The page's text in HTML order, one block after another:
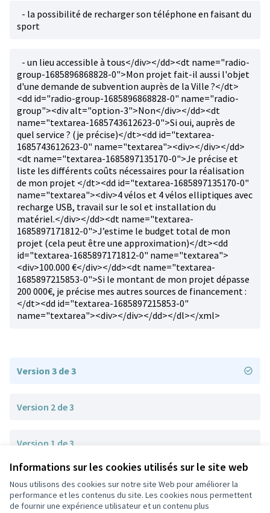
Informations sur les cookies utilisés sur le site web
Nous utilisons des cookies sur notre site Web pour améliorer la
performance et les contenus du site. Les cookies nous permettent
de fournir une expérience utilisateur et un contenu plus
- la possibilité de recharger son téléphone en faisant du
sport
- un lieu accessible à tous</div></dd><dt name="radio-
group-1685896868828-0">Mon projet fait-il aussi l'objet
d'une demande de subvention auprès de la Ville ?</dt>
<dd id="radio-group-1685896868828-0" name="radio-
group"><div alt="option-3">Non</div></dd><dt
name="textarea-1685743612623-0">Si oui, auprès de
quel service ? (je précise)</dt><dd id="textarea-
1685743612623-0" name="textarea"><div></div></dd>
<dt name="textarea-1685897135170-0">Je précise et
liste les différents coûts nécessaires pour la réalisation
de mon projet </dt><dd id="textarea-1685897135170-0"
name="textarea"><div>4 vélos et 4 vélos elliptiques avec
recharge USB, travail sur le sol et installation du
matériel.</div></dd><dt name="textarea-
1685897171812-0">J’estime le budget total de mon
projet (cela peut être une approximation)</dt><dd
id="textarea-1685897171812-0" name="textarea">
<div>100.000 €</div></dd><dt name="textarea-
1685897215853-0">Si le montant de mon projet dépasse
200 000€, je précise mes autres sources de financement :
</dt><dd id="textarea-1685897215853-0"
name="textarea"><div></div></dd></dl></xml>
Version 3 de 3
Version 2 de 3
Version 1 de 3
Conditions d'utilisation
Paramètres des cookies
Participez Villeurbanne sur X
Participez Villeurbanne sur Facebook
Participez Villeurbanne sur Instagram
Participez Villeurbanne sur YouTube